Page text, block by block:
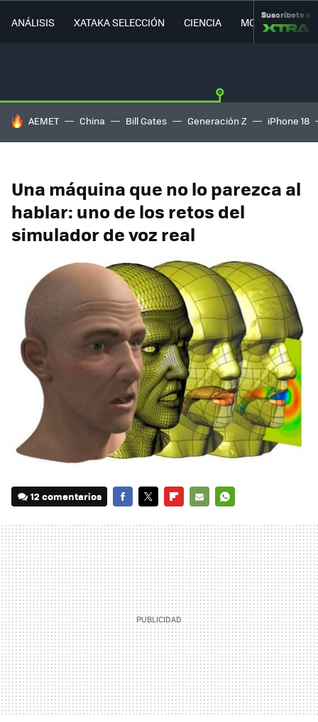
ANÁLISIS XATAKA SELECCIÓN CIENCIA MOVILIDAD
Suscríbete a
HOY SE HABLA DE
AEMET China Bill Gates Generación Z iPhone 18
Una máquina que no lo parezca al
hablar: uno de los retos del
simulador de voz real
12 comentarios
MAIL